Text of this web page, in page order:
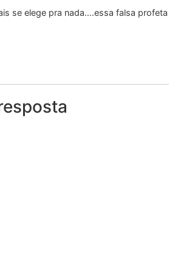
se elege pra nada….essa falsa profeta